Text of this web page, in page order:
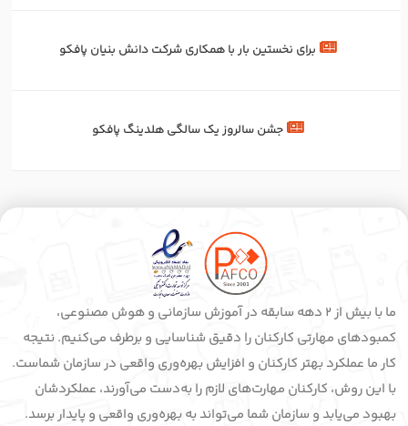
برای‌ نخستین‌ بار با همکاری شرکت دانش بنیان پافکو
جشن سالروز یک سالگی هلدینگ پافکو
ما با بیش از 2 دهه سابقه در آموزش سازمانی و هوش مصنوعی،
کمبودهای مهارتی کارکنان را دقیق شناسایی و برطرف می‌کنیم. نتیجه
کار ما عملکرد بهتر کارکنان و افزایش بهره‌وری واقعی در سازمان شماست.
با این روش، کارکنان مهارت‌های لازم را به‌دست می‌آورند، عملکردشان
بهبود می‌یابد و سازمان شما می‌تواند به بهره‌وری واقعی و پایدار برسد.